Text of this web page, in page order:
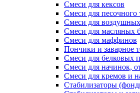
Смеси для кексов
Смеси для песочного
Смеси для
Смеси для масляных
Смеси для маффинов
Пончики и заварное
Cмеси для белковых
Смеси для начинок,
Смеси для кремов и
Стабилизаторы